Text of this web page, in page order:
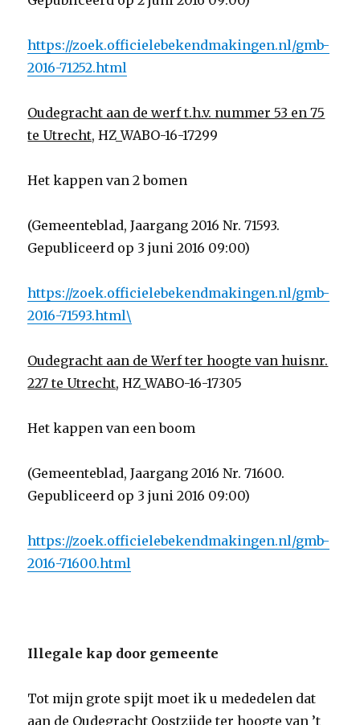
https://zoek.officielebekendmakingen.nl/gmb-
2016-71252.html
Oudegracht aan de werf t.h.v. nummer 53 en 75
te Utrecht, HZ_WABO-16-17299
Het kappen van 2 bomen
(Gemeenteblad, Jaargang 2016 Nr. 71593.
Gepubliceerd op 3 juni 2016 09:00)
https://zoek.officielebekendmakingen.nl/gmb-
2016-71593.html\
Oudegracht aan de Werf ter hoogte van huisnr.
227 te Utrecht, HZ_WABO-16-17305
Het kappen van een boom
(Gemeenteblad, Jaargang 2016 Nr. 71600.
Gepubliceerd op 3 juni 2016 09:00)
https://zoek.officielebekendmakingen.nl/gmb-
2016-71600.html
Illegale kap door gemeente
Tot mijn grote spijt moet ik u mededelen dat
aan de Oudegracht Oostzijde ter hoogte van ’t